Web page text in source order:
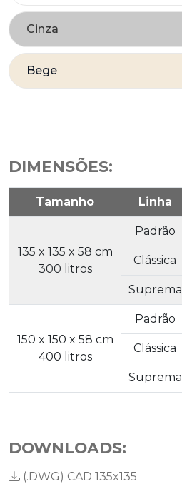
Cinza
Bege
DIMENSÕES:
Tamanho Linha
135 x 135 x 58 cm
300 litros
Padrão
Clássica
Suprema
150 x 150 x 58 cm
400 litros
Padrão
Clássica
Suprema
DOWNLOADS:
(.DWG) CAD 135x135